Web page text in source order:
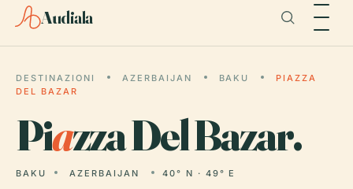
Audiala
DESTINAZIONI AZERBAIJAN BAKU
PIAZZA
DEL BAZAR
Piazza Del Bazar.
BAKU AZERBAIJAN 40° N · 49° E